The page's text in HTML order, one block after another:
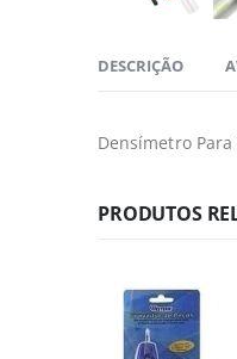
DESCRIÇÃO
Densímetro
PRODUTOS